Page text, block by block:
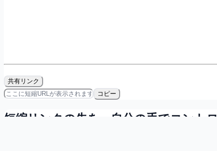
共有リンク
コピー
短縮リンクの先を、自分の手でコントロ